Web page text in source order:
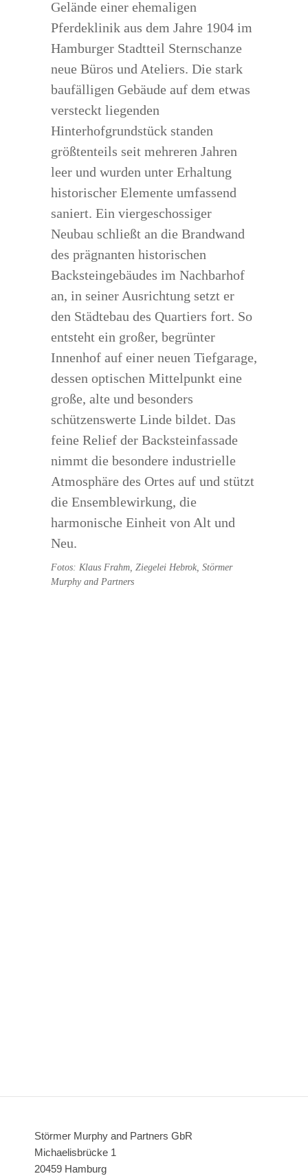
Gelände einer ehemaligen
Pferdeklinik aus dem Jahre 1904 im
Hamburger Stadtteil Sternschanze
neue Büros und Ateliers. Die stark
baufälligen Gebäude auf dem etwas
versteckt liegenden
Hinterhofgrundstück standen
größtenteils seit mehreren Jahren
leer und wurden unter Erhaltung
historischer Elemente umfassend
saniert. Ein viergeschossiger
Neubau schließt an die Brandwand
des prägnanten historischen
Backsteingebäudes im Nachbarhof
an, in seiner Ausrichtung setzt er
den Städtebau des Quartiers fort. So
entsteht ein großer, begrünter
Innenhof auf einer neuen Tiefgarage,
dessen optischen Mittelpunkt eine
große, alte und besonders
schützenswerte Linde bildet. Das
feine Relief der Backsteinfassade
nimmt die besondere industrielle
Atmosphäre des Ortes auf und stützt
die Ensemblewirkung, die
harmonische Einheit von Alt und
Neu.
Fotos: Klaus Frahm, Ziegelei Hebrok, Störmer
Murphy and Partners
Störmer Murphy and Partners GbR
Michaelisbrücke 1
20459 Hamburg